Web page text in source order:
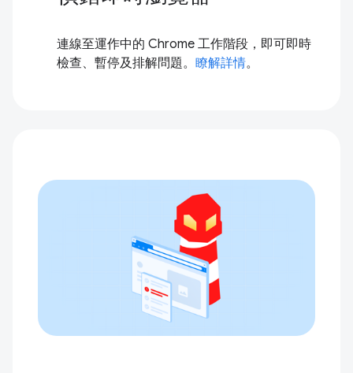
連線至運作中的 Chrome 工作階段，即可即時
檢查、暫停及排解問題。 瞭解詳情。